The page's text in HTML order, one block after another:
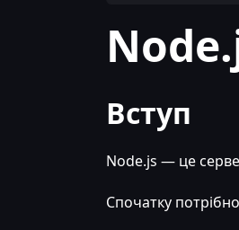
Вступ
Node.js — це
Спочатку